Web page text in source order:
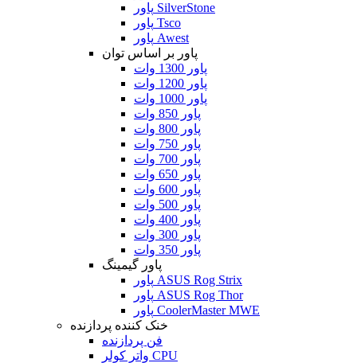
پاور SilverStone
پاور Tsco
پاور Awest
پاور بر اساس توان
پاور 1300 وات
پاور 1200 وات
پاور 1000 وات
پاور 850 وات
پاور 800 وات
پاور 750 وات
پاور 700 وات
پاور 650 وات
پاور 600 وات
پاور 500 وات
پاور 400 وات
پاور 300 وات
پاور 350 وات
پاور گیمینگ
پاور ASUS Rog Strix
پاور ASUS Rog Thor
پاور CoolerMaster MWE
خنک کننده پردازنده
فن پردازنده
واتر کولر CPU